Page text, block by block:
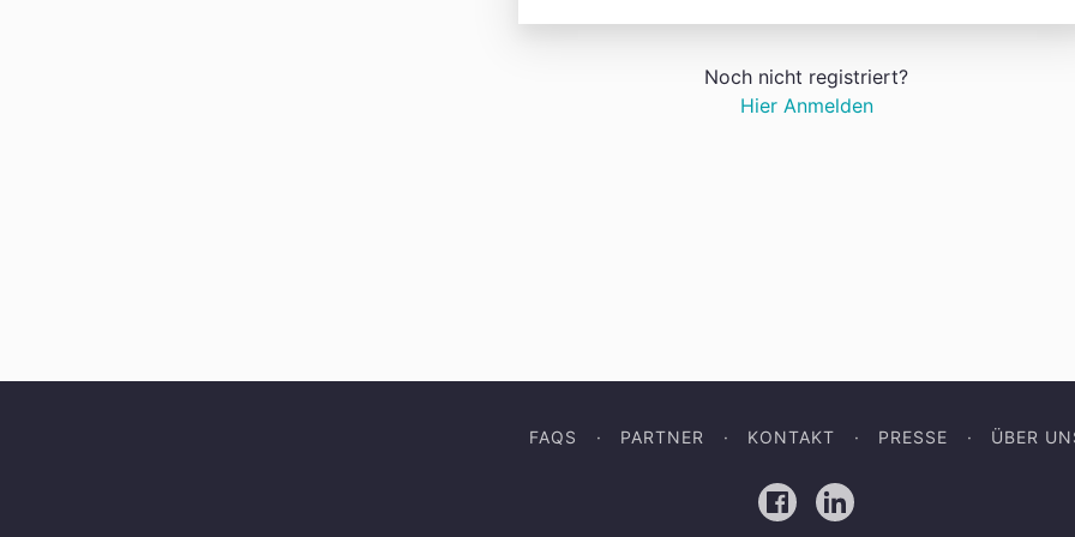
Noch nicht registriert?
Hier Anmelden
FAQS PARTNER KONTAKT PRESSE ÜBER
FacebookLinkedIn